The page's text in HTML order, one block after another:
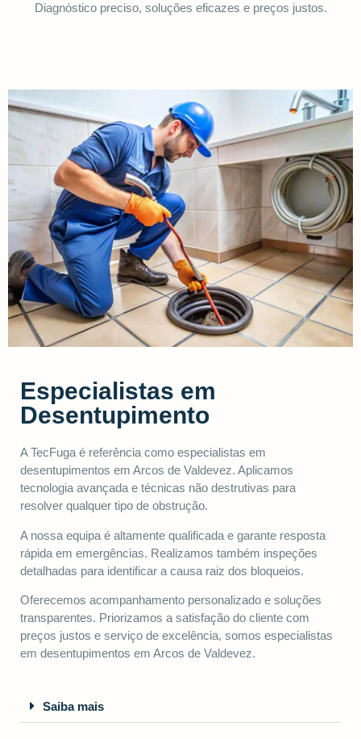
Diagnóstico preciso, soluções eficazes e preços justos.
Especialistas em
Desentupimento
A TecFuga é referência como especialistas em
desentupimentos em Arcos de Valdevez. Aplicamos
tecnologia avançada e técnicas não destrutivas para
resolver qualquer tipo de obstrução.
A nossa equipa é altamente qualificada e garante resposta
rápida em emergências. Realizamos também inspeções
detalhadas para identificar a causa raiz dos bloqueios.
Oferecemos acompanhamento personalizado e soluções
transparentes. Priorizamos a satisfação do cliente com
preços justos e serviço de excelência, somos especialistas
em desentupimentos em Arcos de Valdevez.
Saiba mais